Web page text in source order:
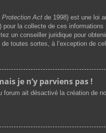
Protection Act de 1998) est une loi
pour la collecte de ces
un conseiller juridique pour
toutes sortes, à l’exception de
je n’y parviens pas !
forum ait désactivé la création de